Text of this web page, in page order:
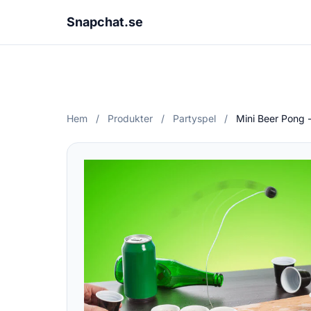
Snapchat.se
Hem / Produkter / Partyspel / Mini Beer Pong